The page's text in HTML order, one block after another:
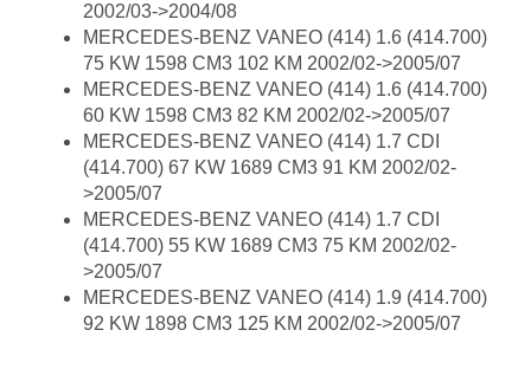
2002/03->2004/08
MERCEDES-BENZ VANEO (414) 1.6 (414.700)
75 KW 1598 CM3 102 KM 2002/02->2005/07
MERCEDES-BENZ VANEO (414) 1.6 (414.700)
60 KW 1598 CM3 82 KM 2002/02->2005/07
MERCEDES-BENZ VANEO (414) 1.7 CDI
(414.700) 67 KW 1689 CM3 91 KM 2002/02-
>2005/07
MERCEDES-BENZ VANEO (414) 1.7 CDI
(414.700) 55 KW 1689 CM3 75 KM 2002/02-
>2005/07
MERCEDES-BENZ VANEO (414) 1.9 (414.700)
92 KW 1898 CM3 125 KM 2002/02->2005/07